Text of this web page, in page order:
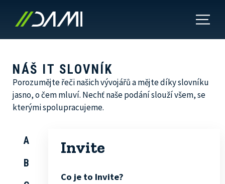
NÁŠ IT SLOVNÍK
Porozumějte řeči našich vývojářů a mějte díky slovníku
jasno, o čem mluví. Nechť naše podání slouží všem, se
kterými spolupracujeme.
A
B
Invite
Co je to Invite?